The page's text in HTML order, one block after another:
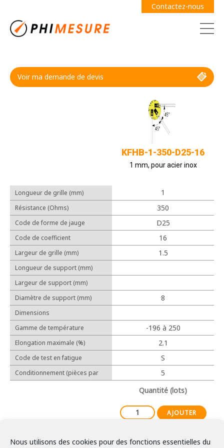
Nous utilisons des cookies pour des fonctions essentielles du
Outillage manuel
Outillage électrique
Réalisations
Contactez-nous
Voir ma demande de devis
Longueur de grille (mm)
Résistance (Ohms)
Code de forme de jauge
Code de coefficient
d'allongement linéaire (10-6/℃)
Largeur de grille (mm)
Longueur de support (mm)
Largeur de support (mm)
Diamètre de support (mm)
Dimensions
Gamme de température
d'utilisation
Elongation maximale (%)
Code de test en fatigue
Conditionnement (pièces par
lot)
KFHB-1-350-D25-16
1 mm, pour acier inox
Quantité (lots)
AJOUTER
1
350
D25
16
1.5
8
-196 à 250
2.1
S
5